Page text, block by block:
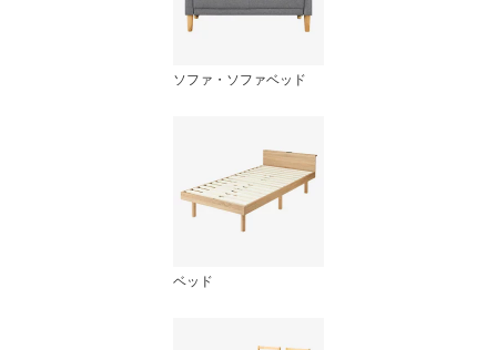
ソファ・ソファベッド
ベッド